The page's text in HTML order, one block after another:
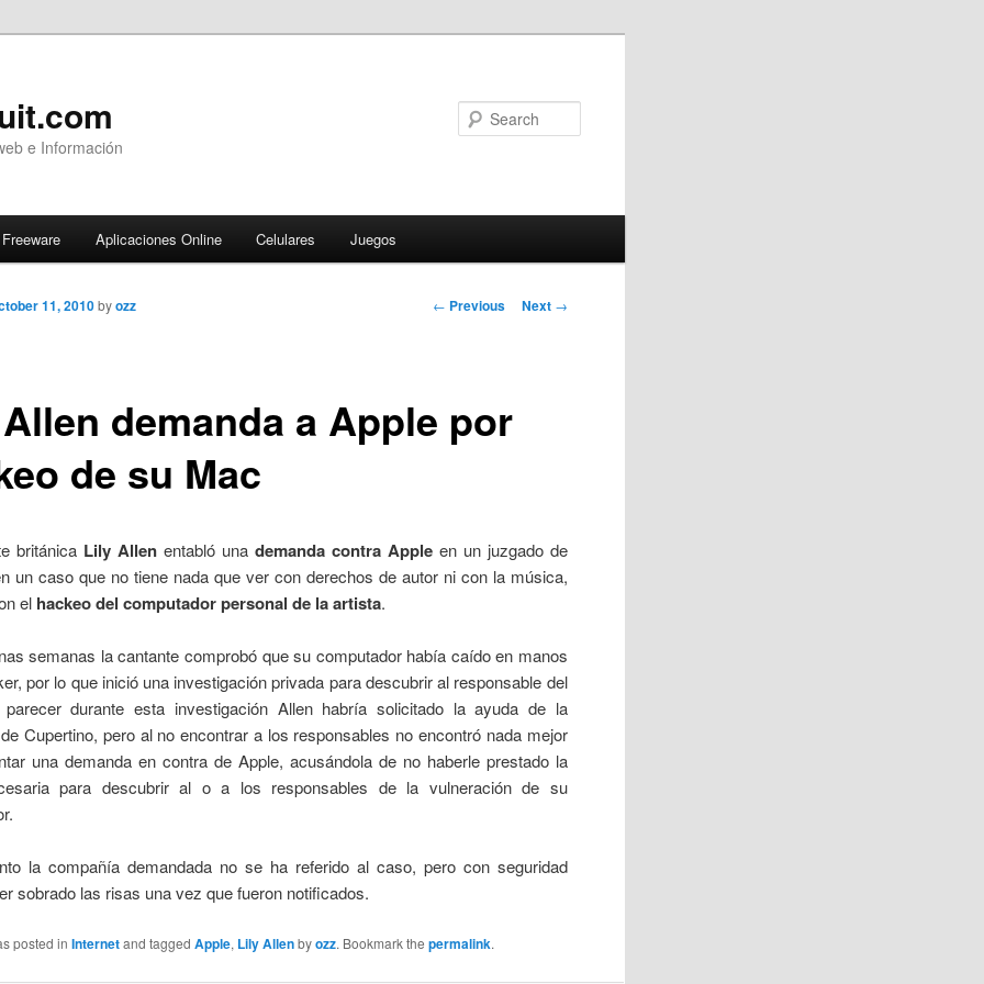
e Información
Freeware Aplicaciones Online Celulares Juegos
Post
← Previous Next →
demanda a Apple por
de su Mac
11, 2010 byozz
británica Lily Allen entabló una demanda contra Appleen un juzgado de
un caso que no tiene nada que ver con derechos de autor ni con la música,
el hackeo del computador personal de la artista.
semanas la cantante comprobó que su computador había caído en manos
por lo que inició una investigación privada para descubrir al responsable del
durante esta investigación Allen habría solicitado la ayuda de la
Cupertino, pero al no encontrar a los responsables no encontró nada mejor
una demanda en contra de Apple, acusándola de no haberle prestado la
para descubrir al o a los responsables de la vulneración de su
la compañía demandada no se ha referido al caso, pero con seguridad
sobrado las risas una vez que fueron notificados.
posted inInternetand taggedApple, Lily Allenbyozz. Bookmark thepermalink.